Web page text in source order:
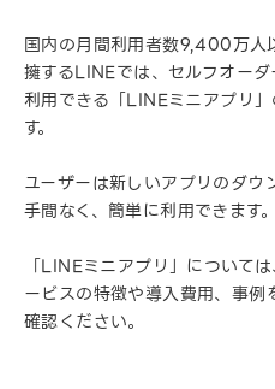
国内の月間利用者数9,400万
擁するLINEでは、セルフオー
利用できる「LINEミニアプリ
す。
ユーザーは新しいアプリのダウ
手間なく、簡単に利用できます。
「LINEミニアプリ」について
ービスの特徴や導入費用、事例
確認ください。